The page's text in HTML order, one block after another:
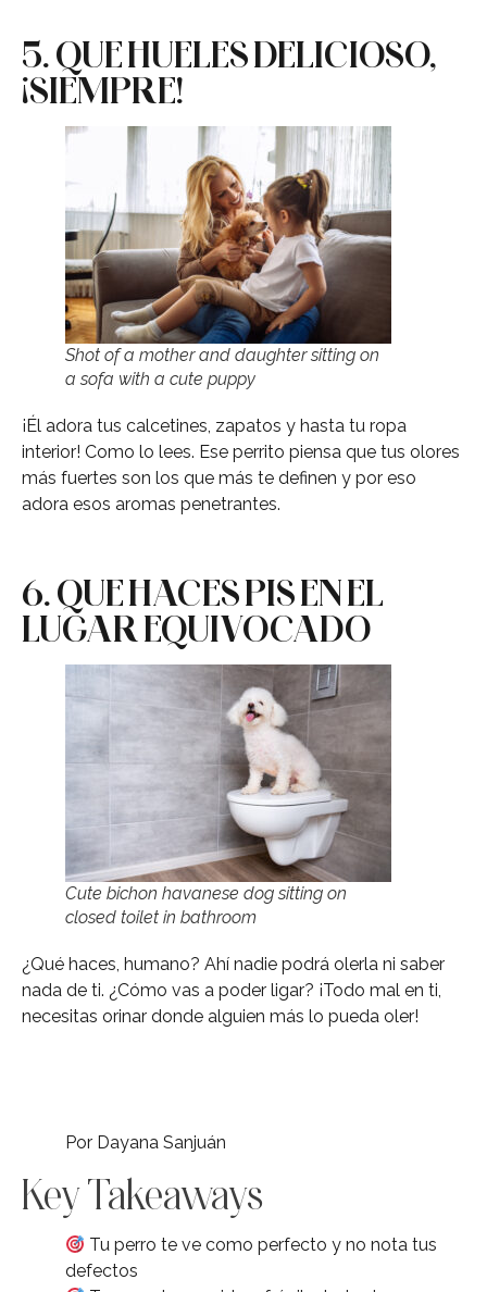
5. QUE HUELES DELICIOSO,
¡SIEMPRE!
Shot of a mother and daughter sitting on
a sofa with a cute puppy
¡Él adora tus calcetines, zapatos y hasta tu ropa
interior! Como lo lees. Ese perrito piensa que tus olores
más fuertes son los que más te definen y por eso
adora esos aromas penetrantes.
6. QUE HACES PIS EN EL
LUGAR EQUIVOCADO
Cute bichon havanese dog sitting on
closed toilet in bathroom
¿Qué haces, humano? Ahí nadie podrá olerla ni saber
nada de ti. ¿Cómo vas a poder ligar? ¡Todo mal en ti,
necesitas orinar donde alguien más lo pueda oler!
Por Dayana Sanjuán
Key Takeaways
Tu perro te ve como perfecto y no nota tus
defectos